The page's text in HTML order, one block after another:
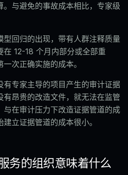
。与避免的事故成本相比，专家级
型回归的出现，带有人群注释质量
在 12-18 个月内部分或全部重
次正确实施的成本。
有专家主导的项目产生的审计证据
有昂贵的改造文件，就无法在监管
与在审计压力下改造证据管道的成
立证据管道的成本很小。
务的组织意味着什么